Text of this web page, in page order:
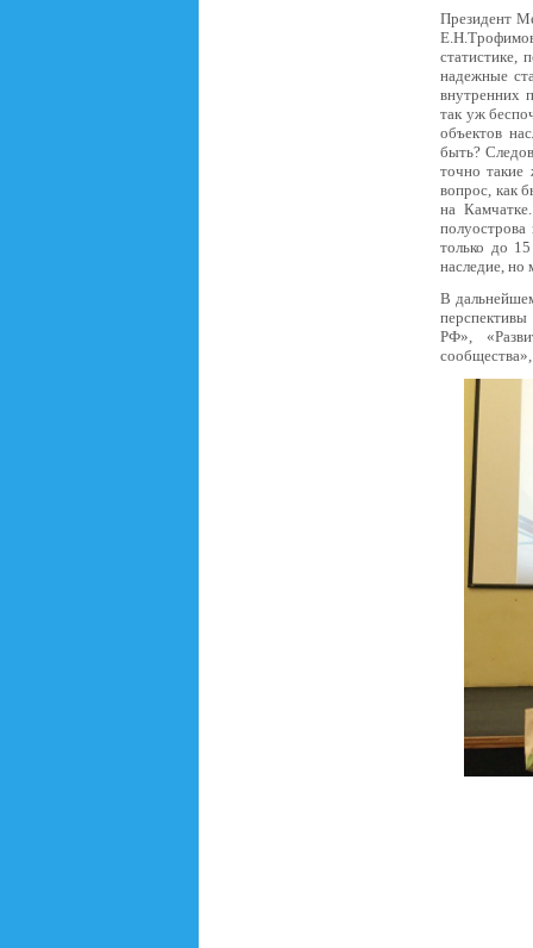
Президент
статистике,
надежные
внутренних
так уж
объектов
быть?
точно такие
вопрос, как
на
только до
наследие, но
В
РФ»,